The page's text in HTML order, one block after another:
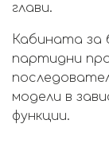
глави.
Кабината за
партидни
модели в
функции.